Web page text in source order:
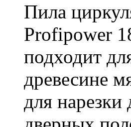
Пила
Profipower
подходит
древесине
для